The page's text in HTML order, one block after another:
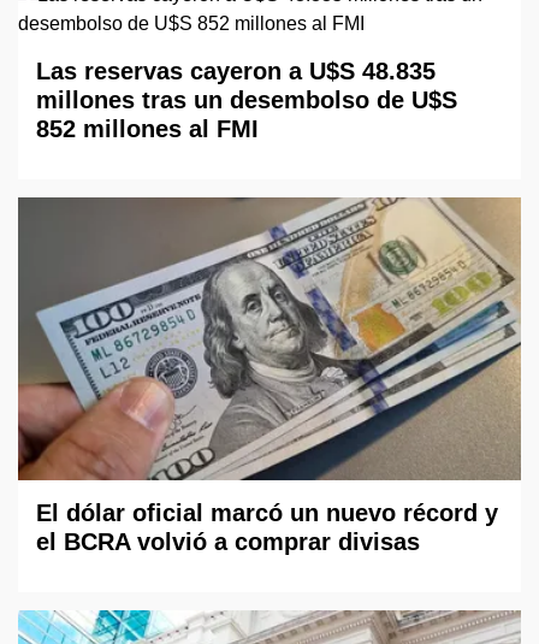
Las reservas cayeron a U$S 48.835
millones tras un desembolso de U$S
852 millones al FMI
El dólar oficial marcó un nuevo récord y
el BCRA volvió a comprar divisas